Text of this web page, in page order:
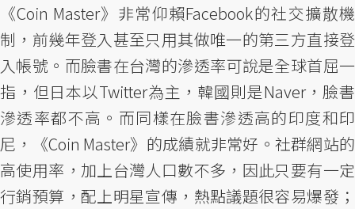
《Coin Master》非常仰賴Facebook的社交擴散機
制，前幾年登入甚至只用其做唯一的第三方直接登
入帳號。而臉書在台灣的滲透率可說是全球首屈一
指，但日本以Twitter為主，韓國則是Naver，臉書
滲透率都不高。而同樣在臉書滲透高的印度和印
尼，《Coin Master》的成績就非常好。社群網站的
高使用率，加上台灣人口數不多，因此只要有一定
行銷預算，配上明星宣傳，熱點議題很容易爆發；